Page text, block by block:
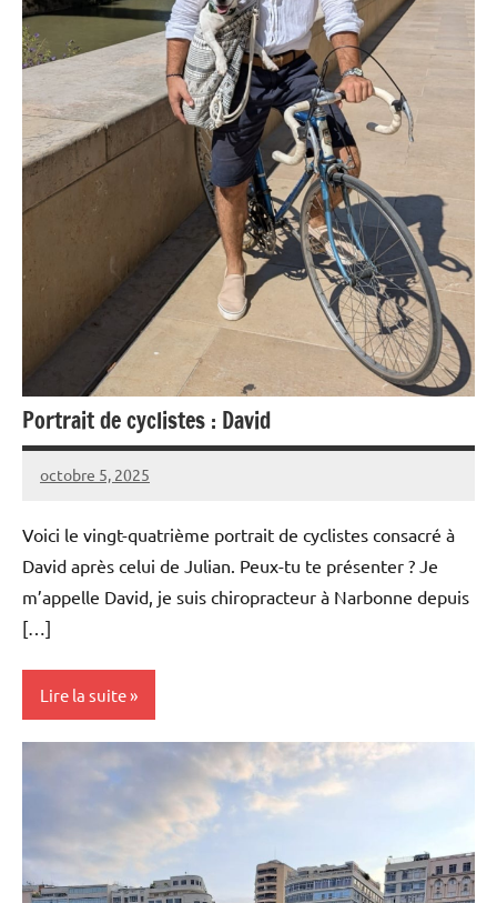
Portrait de cyclistes : David
octobre 5, 2025
Carmen
Aucun
Voici le vingt-quatrième portrait de cyclistes consacré à
David après celui de Julian. Peux-tu te présenter ? Je
m’appelle David, je suis chiropracteur à Narbonne depuis
[…]
Lire la suite